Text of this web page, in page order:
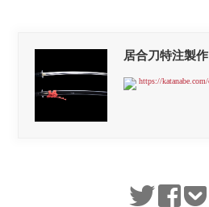
居合刀特注製
https://